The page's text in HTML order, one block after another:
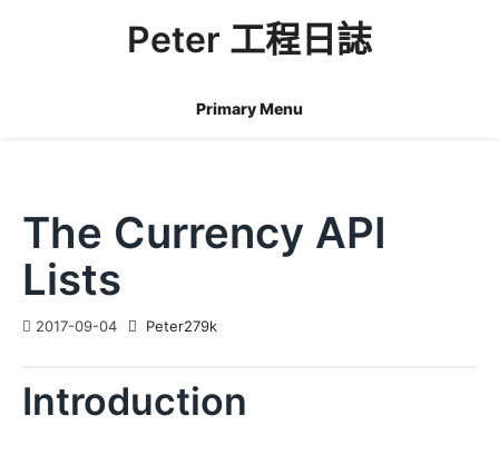
Peter 工程日誌
Primary Menu
The Currency API
Lists
2017-09-04 Peter279k
Introduction